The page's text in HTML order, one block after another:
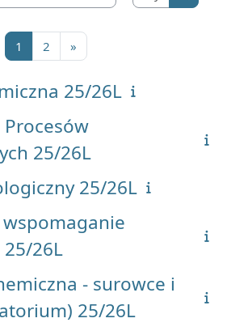
1 Strona 1
2 Strona 2
»
25/26L
25/26L
25/26L
26L
- surowce i
25/26L